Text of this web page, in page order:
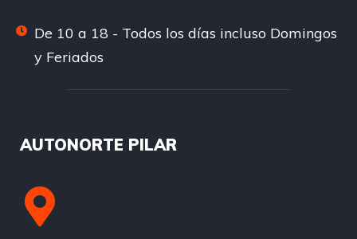
De 10 a 18 - Todos los días incluso Domingos
y Feriados
AUTONORTE PILAR